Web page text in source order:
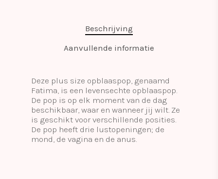
Beschrijving
Aanvullende informatie
​Deze plus size opblaaspop, genaamd
Fatima, is een levensechte opblaaspop.
De pop is op elk moment van de dag
beschikbaar, waar en wanneer jij wilt. Ze
is geschikt voor verschillende posities.
De pop heeft drie lustopeningen; de
mond, de vagina en de anus.